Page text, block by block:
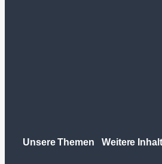
Unsere Themen Weitere